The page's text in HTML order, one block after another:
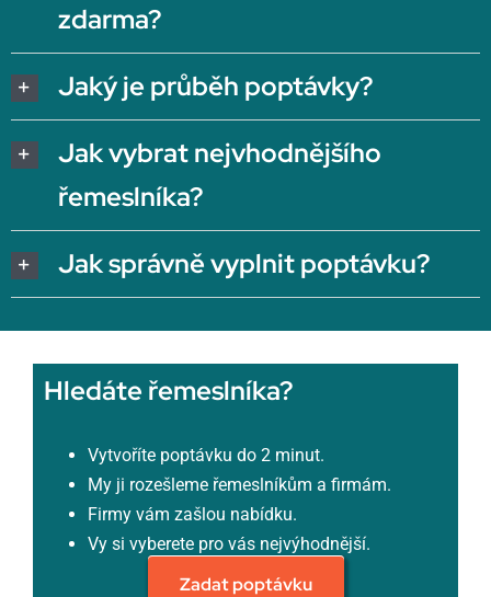
zdarma?
Jaký je průběh poptávky?
Jak vybrat nejvhodnějšího
řemeslníka?
Jak správně vyplnit poptávku?
Hledáte řemeslníka?
Vytvoříte poptávku do 2 minut.
My ji rozešleme řemeslníkům a firmám.
Firmy vám zašlou nabídku.
Vy si vyberete pro vás nejvýhodnější.
Zadat poptávku